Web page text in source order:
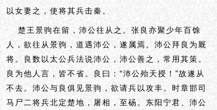
以女妻之，使将其兵击秦。
楚王景驹在留，沛公往从之。张良亦聚少年百馀
人，欲往从景驹，道遇沛公，遂属焉。沛公拜良为厩
将。良数以太公兵法说沛公，沛公善之，常用其策。
良为他人言，皆不省。良曰：“沛公殆天授！”故遂从
不去。沛公与良俱见景驹，欲请兵以攻丰。时章邯司
马尸二将兵北定楚地，屠相，至砀。东阳宁君、沛公